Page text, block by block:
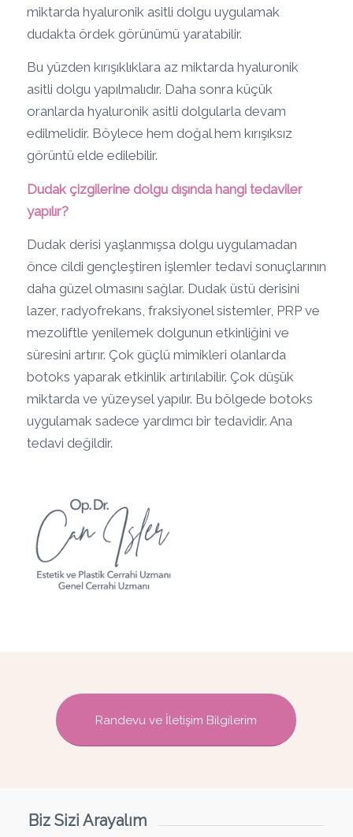
miktarda hyaluronik asitli dolgu uygulamak
dudakta ördek görünümü yaratabilir.
Bu yüzden kırışıklıklara az miktarda hyaluronik
asitli dolgu yapılmalıdır. Daha sonra küçük
oranlarda hyaluronik asitli dolgularla devam
edilmelidir. Böylece hem doğal hem kırışıksız
görüntü elde edilebilir.
Dudak çizgilerine dolgu dışında hangi tedaviler
yapılır?
Dudak derisi yaşlanmışsa dolgu uygulamadan
önce cildi gençleştiren işlemler tedavi sonuçlarının
daha güzel olmasını sağlar. Dudak üstü derisini
lazer, radyofrekans, fraksiyonel sistemler, PRP ve
mezoliftle yenilemek dolgunun etkinliğini ve
süresini artırır. Çok güçlü mimikleri olanlarda
botoks yaparak etkinlik artırılabilir. Çok düşük
miktarda ve yüzeysel yapılır. Bu bölgede botoks
uygulamak sadece yardımcı bir tedavidir. Ana
tedavi değildir.
Randevu ve İletişim Bilgilerim
Biz Sizi Arayalım